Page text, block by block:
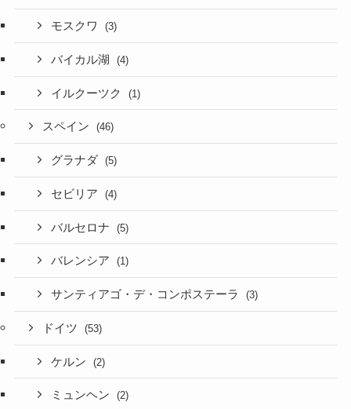
モスクワ (3)
バイカル湖 (4)
イルクーツク (1)
スペイン (46)
グラナダ (5)
セビリア (4)
バルセロナ (5)
バレンシア (1)
サンティアゴ・デ・コンポステーラ (3)
ドイツ (53)
ケルン (2)
ミュンヘン (2)